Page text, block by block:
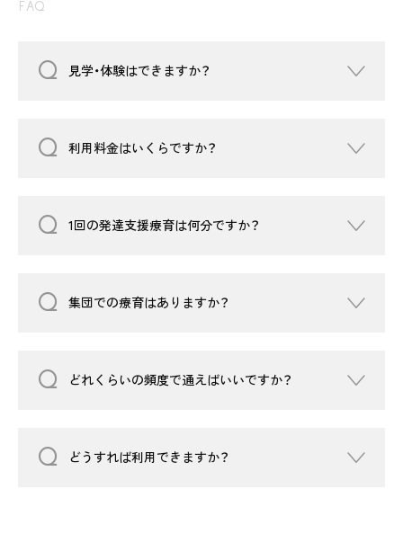
FAQ
見学・体験はできますか？
利用料金はいくらですか？
1回の発達支援療育は何分ですか？
集団での療育はありますか？
どれくらいの頻度で通えばいいですか？
どうすれば利用できますか？